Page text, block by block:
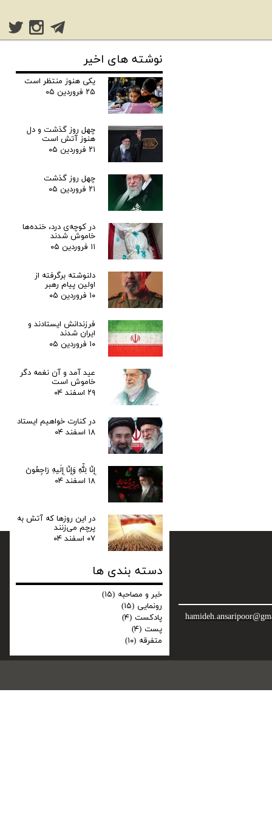
نوشته های اخیر
یکی هنوز منتظر است
۲۵ فروردین ۰۵
چهل روز گذشت و دل
هنوز آتش است
۲۱ فروردین ۰۵
چهل روز گذشت
۲۱ فروردین ۰۵
در کوچه‌ی درد، خنده‌ها
خاموش شدند
۱۱ فروردین ۰۵
دلنوشته برگرفته از
اولین پیام رهبر
۱۰ فروردین ۰۵
فرزندانش ایستادند و
ایران شدند
۱۰ فروردین ۰۵
عید آمد و آن نغمه دگر
خاموش است
۲۹ اسفند ۰۴
در کنارت خواهیم ایستاد
۱۸ اسفند ۰۴
إِنّا لِلّهِ وَإِنّا إِلَیهِ رَاجِعُونَ
۱۸ اسفند ۰۴
در این روزها که آتش به
پرچم می‌زنند
۰۷ اسفند ۰۴
دسته بندی ها
خبر و مصاحبه (۱۵)
رونمایی (۱۵)
پادکست (۴)
پست (۴)
متفرقه (۱۰)